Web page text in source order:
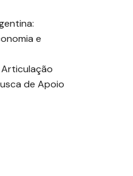
e
Articulação
de Apoio